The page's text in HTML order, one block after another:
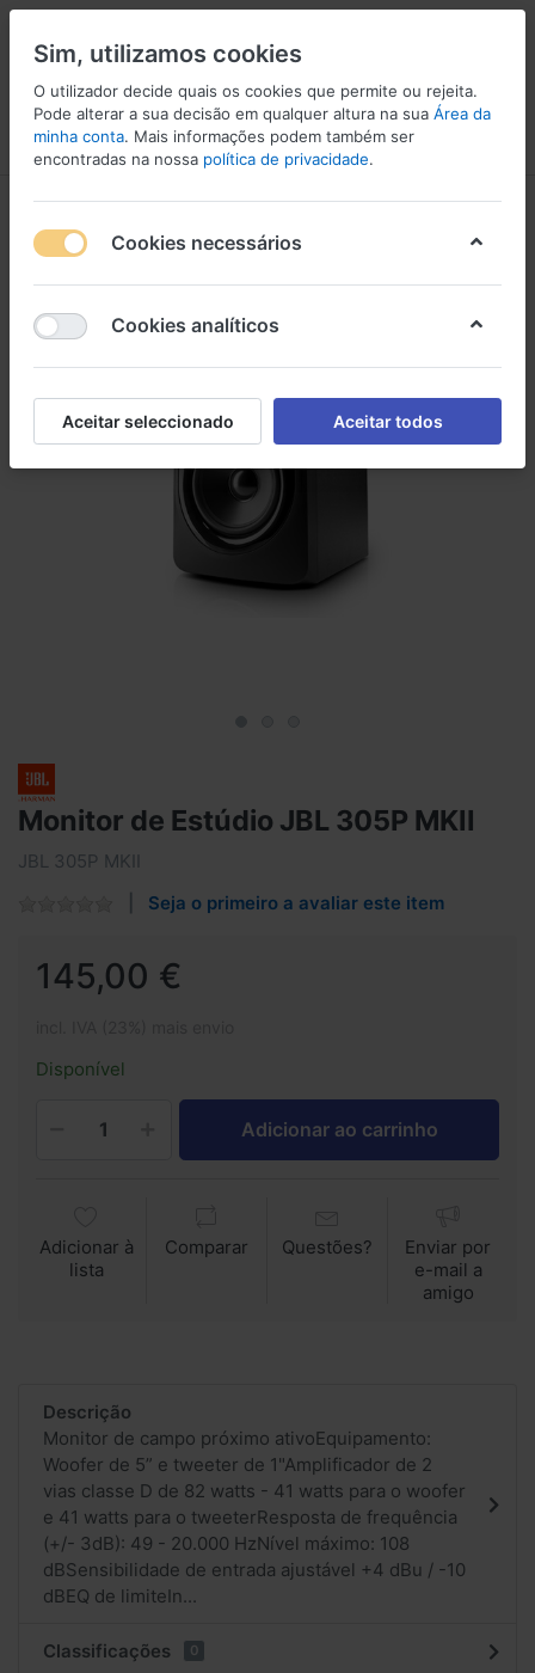
Menu Iniciar sessão Comparar Lista de Desejos
Monitor de Estúdio JBL 305P MKII
JBL 305P MKII
Seja o primeiro a avaliar este item
145,00 €
Disponível
Adicionar ao carrinho
Adicionar à
lista
Comparar Questões?
Enviar por
e-mail a
amigo
Descrição
Monitor de campo próximo ativoEquipamento:
Woofer de 5” e tweeter de 1"Amplificador de 2
vias classe D de 82 watts - 41 watts para o woofer
e 41 watts para o tweeterResposta de frequência
(+/- 3dB): 49 - 20.000 HzNível máximo: 108
dBSensibilidade de entrada ajustável +4 dBu / -10
dBEQ de limiteIn...
Classificações 0
Sim, utilizamos cookies
O utilizador decide quais os cookies que permite ou rejeita.
Pode alterar a sua decisão em qualquer altura na sua Área da
minha conta. Mais informações podem também ser
encontradas na nossa política de privacidade.
Cookies necessários
Cookies analíticos
Aceitar seleccionado Aceitar todos